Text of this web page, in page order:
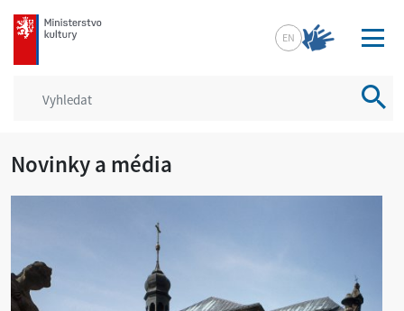
mkcr.cz
EN
Novinky a média